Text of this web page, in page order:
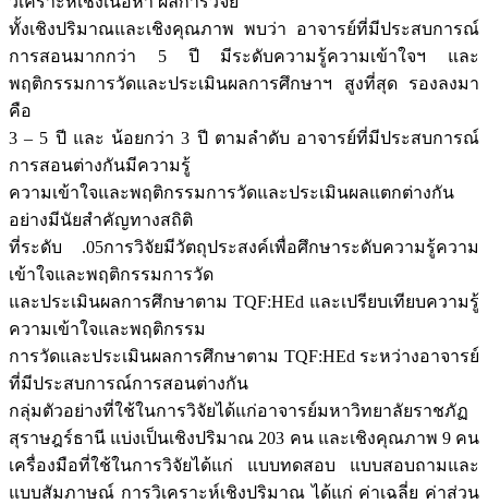
ทั้งเชิงปริมาณและเชิงคุณภาพ พบว่า อาจารย์ที่มีประสบการณ์
การสอนมากกว่า 5 ปี มีระดับความรู้ความเข้าใจฯ และ
พฤติกรรมการวัดและประเมินผลการศึกษาฯ สูงที่สุด รองลงมา
คือ
3 – 5 ปี และ น้อยกว่า 3 ปี ตามลำดับ อาจารย์ที่มีประสบการณ์
การสอนต่างกันมีความรู้
ความเข้าใจและพฤติกรรมการวัดและประเมินผลแตกต่างกัน
อย่างมีนัยสำคัญทางสถิติ
ที่ระดับ .05การวิจัยมีวัตถุประสงค์เพื่อศึกษาระดับความรู้ความ
เข้าใจและพฤติกรรมการวัด
และประเมินผลการศึกษาตาม TQF:HEd และเปรียบเทียบความรู้
ความเข้าใจและพฤติกรรม
การวัดและประเมินผลการศึกษาตาม TQF:HEd ระหว่างอาจารย์
ที่มีประสบการณ์การสอนต่างกัน
กลุ่มตัวอย่างที่ใช้ในการวิจัยได้แก่อาจารย์มหาวิทยาลัยราชภัฏ
สุราษฎร์ธานี แบ่งเป็นเชิงปริมาณ 203 คน และเชิงคุณภาพ 9 คน
เครื่องมือที่ใช้ในการวิจัยได้แก่ แบบทดสอบ แบบสอบถามและ
แบบสัมภาษณ์ การวิเคราะห์เชิงปริมาณ ได้แก่ ค่าเฉลี่ย ค่าส่วน